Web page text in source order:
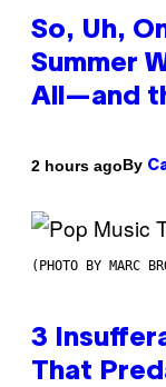
So, Uh,
Summer
All—and
2 hours agoBy
(PHOTO BY MARC
3
That